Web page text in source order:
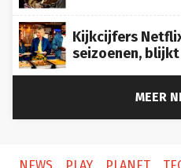
Kijkcijfers
seizoenen,
MEER
NEWS PLAY PLANET